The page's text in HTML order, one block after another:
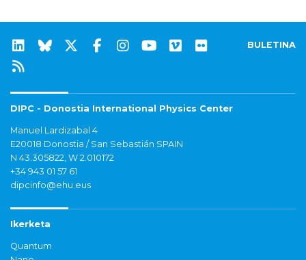
BULETINA
DIPC - Donostia International Physics Center
Manuel Lardizabal 4
E20018 Donostia / San Sebastián SPAIN
N 43.305822, W 2.010172
+34 943 01 57 61
dipcinfo@ehu.eus
Ikerketa
Quantum